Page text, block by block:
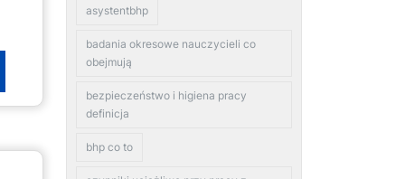
asystentbhp
badania okresowe nauczycieli co
obejmują
bezpieczeństwo i higiena pracy
definicja
bhp co to